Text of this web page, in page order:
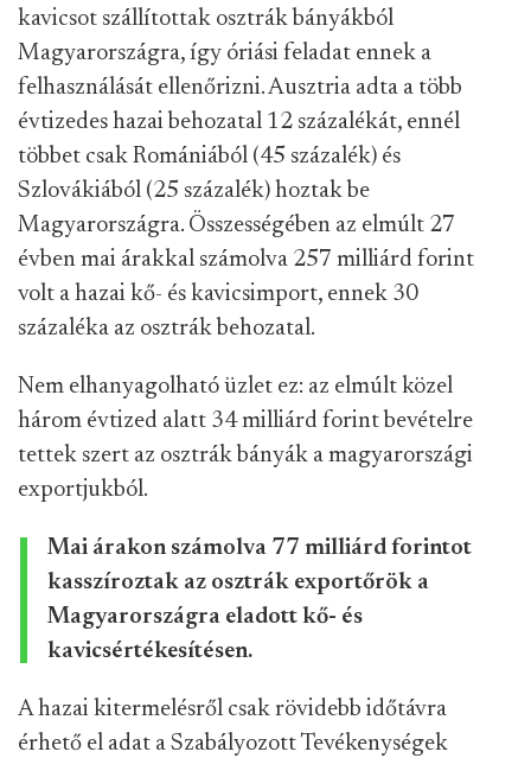
kavicsot szállítottak osztrák bányákból
Magyarországra, így óriási feladat ennek a
felhasználását ellenőrizni. Ausztria adta a több
évtizedes hazai behozatal 12 százalékát, ennél
többet csak Romániából (45 százalék) és
Szlovákiából (25 százalék) hoztak be
Magyarországra. Összességében az elmúlt 27
évben mai árakkal számolva 257 milliárd forint
volt a hazai kő- és kavicsimport, ennek 30
százaléka az osztrák behozatal.
Nem elhanyagolható üzlet ez: az elmúlt közel
három évtized alatt 34 milliárd forint bevételre
tettek szert az osztrák bányák a magyarországi
exportjukból.
Mai árakon számolva 77 milliárd forintot
kasszíroztak az osztrák exportőrök a
Magyarországra eladott kő- és
kavicsértékesítésen.
A hazai kitermelésről csak rövidebb időtávra
érhető el adat a Szabályozott Tevékenységek